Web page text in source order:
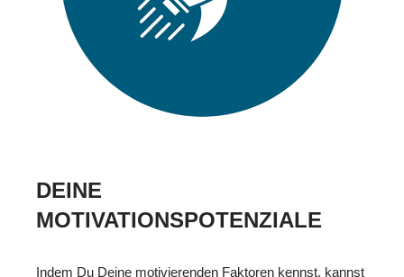
DEINE
MOTIVATIONSPOTENZIALE
Indem Du Deine motivierenden Faktoren kennst, kannst